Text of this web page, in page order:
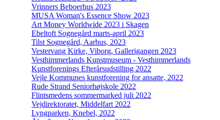
Vrinners Beboerhus 2023
MUSA Woman's Essence Show 2023
Art Money Worldwide 2023 i Skagen
Ebeltoft Sognegård marts-april 2023
Tilst Sognegård, Aarhus, 2023
Vestervang Kirke, Viborg, Gallerigangen 2023
Vesthimmerlands Kunstmuseum - Vesthimmerlands
Kunstforenings Efterårsudstilling 2022
Vejle Kommunes kunstforening for ansatte, 2022
Rude Strand Seniorhøjskole 2022
Flintsmedens sommermarked juli 2022
Vejdirektoratet, Middelfart 2022
Lyngparken, Knebel, 2022